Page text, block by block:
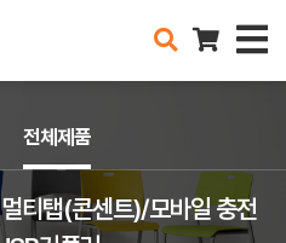
티탭(콘센트)/모바일 충전
전체제품